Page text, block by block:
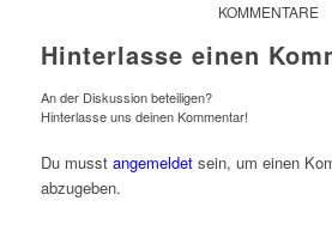
KOMMENTARE
Hinterlasse einen
An der Diskussion beteiligen?
Hinterlasse uns deinen Kommentar!
Du musst angemeldetsein, um einen
abzugeben.